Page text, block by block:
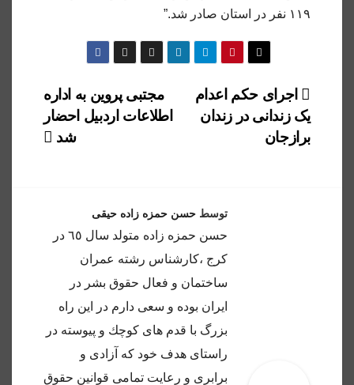
۱۱۹ نفر در استان صادر شد.”
راهبری
نوشته
مجتبی پروین به‌ اداره
اطلاعات اردبیل احضار‌
شد
اجرای حکم اعدام
یک زندانی در زندان
برازجان
توسط حسن حمزه زاده حیقی
حسن حمزه زاده متولد سال ٦٥ در
كرج ،كارشناس رشته عمران
ساختمان و فعال حقوق بشر در
ايران بوده و سعى دارم در اين راه
بزرگ با قدم هاى كوچك و پيوسته در
راستاى هدف خود كه آزادى و
برابرى و رعايت تمامى قوانين حقوق